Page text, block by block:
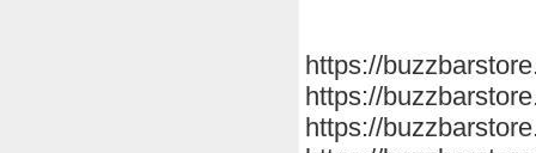
https://
https://
https://